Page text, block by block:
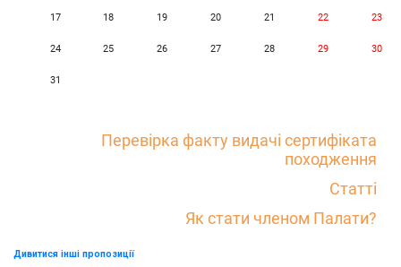
17 18 19 20 21 22 23
24 25 26 27 28 29 30
31
Перевірка факту видачі сертифіката
походження
Статті
Як стати членом Палати?
Дивитися інші пропозиції